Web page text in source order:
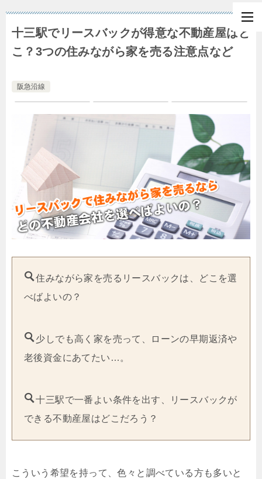
十三駅でリースバックが得意な不動産屋はど
こ？3つの住みながら家を売る注意点など
阪急沿線
住みながら家を売るリースバックは、どこを選
べばよいの？
少しでも高く家を売って、ローンの早期返済や
老後資金にあてたい…。
十三駅で一番よい条件を出す、リースバックが
できる不動産屋はどこだろう？
こういう希望を持って、色々と調べている方も多いと